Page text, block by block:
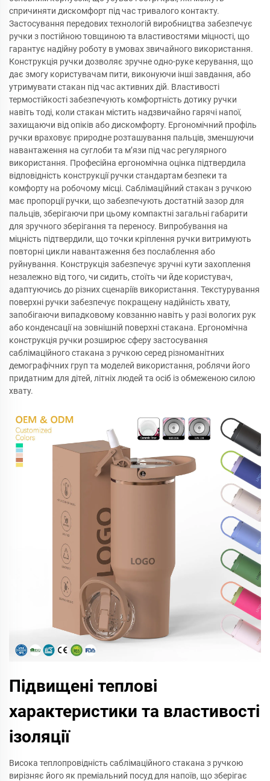
спричиняти дискомфорт під час тривалого контакту.
Застосування передових технологій виробництва забезпечує
ручки з постійною товщиною та властивостями міцності, що
гарантує надійну роботу в умовах звичайного використання.
Конструкція ручки дозволяє зручне одно-руке керування, що
дає змогу користувачам пити, виконуючи інші завдання, або
утримувати стакан під час активних дій. Властивості
термостійкості забезпечують комфортність дотику ручки
навіть тоді, коли стакан містить надзвичайно гарячі напої,
захищаючи від опіків або дискомфорту. Ергономічний профіль
ручки враховує природне розташування пальців, зменшуючи
навантаження на суглоби та м’язи під час регулярного
використання. Професійна ергономічна оцінка підтвердила
відповідність конструкції ручки стандартам безпеки та
комфорту на робочому місці. Саблімаційний стакан з ручкою
має пропорції ручки, що забезпечують достатній зазор для
пальців, зберігаючи при цьому компактні загальні габарити
для зручного зберігання та переносу. Випробування на
міцність підтвердили, що точки кріплення ручки витримують
повторні цикли навантаження без послаблення або
руйнування. Конструкція забезпечує зручні кути захоплення
незалежно від того, чи сидить, стоїть чи йде користувач,
адаптуючись до різних сценаріїв використання. Текстурування
поверхні ручки забезпечує покращену надійність хвату,
запобігаючи випадковому ковзанню навіть у разі вологих рук
або конденсації на зовнішній поверхні стакана. Ергономічна
конструкція ручки розширює сферу застосування
саблімаційного стакана з ручкою серед різноманітних
демографічних груп та моделей використання, роблячи його
придатним для дітей, літніх людей та осіб із обмеженою силою
хвату.
Підвищені теплові
характеристики та властивості
ізоляції
Висока теплопровідність саблімаційного стакана з ручкою
вирізняє його як преміальний посуд для напоїв, що зберігає